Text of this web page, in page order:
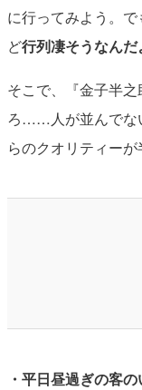
に行ってみよう。
ど行列凄そうなんだ
そこで、『金子半
ろ……人が並んでな
らのクオリティー
・平日昼過ぎの客の